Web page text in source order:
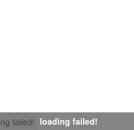
failed! loading failed!